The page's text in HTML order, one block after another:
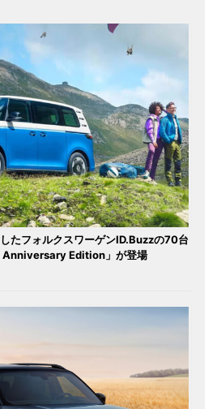
たフォルクスワーゲンID.Buzzの70台
Anniversary Edition」が登場